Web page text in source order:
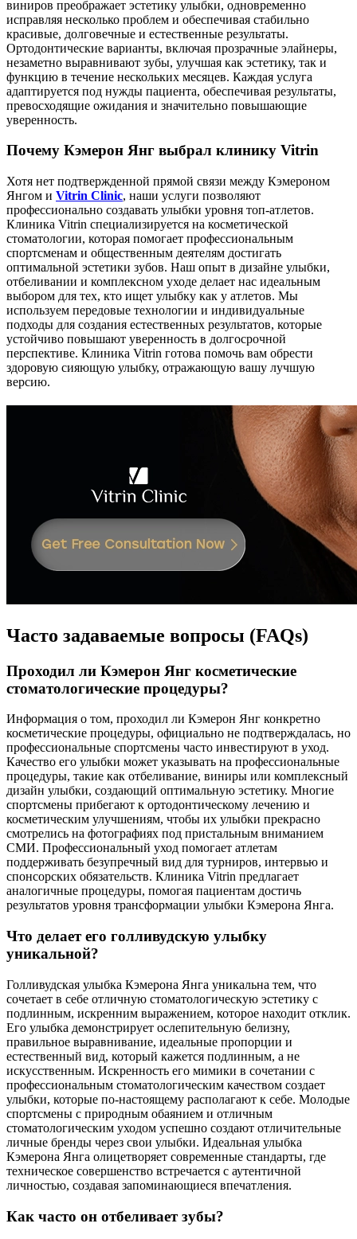
виниров преображает эстетику улыбки, одновременно
исправляя несколько проблем и обеспечивая стабильно
красивые, долговечные и естественные результаты.
Ортодонтические варианты, включая прозрачные элайнеры,
незаметно выравнивают зубы, улучшая как эстетику, так и
функцию в течение нескольких месяцев. Каждая услуга
адаптируется под нужды пациента, обеспечивая результаты,
превосходящие ожидания и значительно повышающие
уверенность.
Почему Кэмерон Янг выбрал клинику Vitrin
Хотя нет подтвержденной прямой связи между Кэмероном
Янгом и Vitrin Clinic, наши услуги позволяют
профессионально создавать улыбки уровня топ-атлетов.
Клиника Vitrin специализируется на косметической
стоматологии, которая помогает профессиональным
спортсменам и общественным деятелям достигать
оптимальной эстетики зубов. Наш опыт в дизайне улыбки,
отбеливании и комплексном уходе делает нас идеальным
выбором для тех, кто ищет улыбку как у атлетов. Мы
используем передовые технологии и индивидуальные
подходы для создания естественных результатов, которые
устойчиво повышают уверенность в долгосрочной
перспективе. Клиника Vitrin готова помочь вам обрести
здоровую сияющую улыбку, отражающую вашу лучшую
версию.
Часто задаваемые вопросы (FAQs)
Проходил ли Кэмерон Янг косметические
стоматологические процедуры?
Информация о том, проходил ли Кэмерон Янг конкретно
косметические процедуры, официально не подтверждалась, но
профессиональные спортсмены часто инвестируют в уход.
Качество его улыбки может указывать на профессиональные
процедуры, такие как отбеливание, виниры или комплексный
дизайн улыбки, создающий оптимальную эстетику. Многие
спортсмены прибегают к ортодонтическому лечению и
косметическим улучшениям, чтобы их улыбки прекрасно
смотрелись на фотографиях под пристальным вниманием
СМИ. Профессиональный уход помогает атлетам
поддерживать безупречный вид для турниров, интервью и
спонсорских обязательств. Клиника Vitrin предлагает
аналогичные процедуры, помогая пациентам достичь
результатов уровня трансформации улыбки Кэмерона Янга.
Что делает его голливудскую улыбку
уникальной?
Голливудская улыбка Кэмерона Янга уникальна тем, что
сочетает в себе отличную стоматологическую эстетику с
подлинным, искренним выражением, которое находит отклик.
Его улыбка демонстрирует ослепительную белизну,
правильное выравнивание, идеальные пропорции и
естественный вид, который кажется подлинным, а не
искусственным. Искренность его мимики в сочетании с
профессиональным стоматологическим качеством создает
улыбки, которые по-настоящему располагают к себе. Молодые
спортсмены с природным обаянием и отличным
стоматологическим уходом успешно создают отличительные
личные бренды через свои улыбки. Идеальная улыбка
Кэмерона Янга олицетворяет современные стандарты, где
техническое совершенство встречается с аутентичной
личностью, создавая запоминающиеся впечатления.
Как часто он отбеливает зубы?